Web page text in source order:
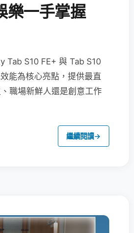
樂一手掌握
Tab S10 FE+ 與 Tab S10
能為核心亮點，提供最直
職場新鮮人還是創意工作
繼續閱讀→